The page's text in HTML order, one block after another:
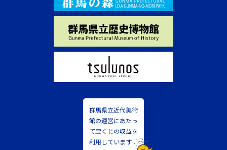
群馬県立近代美術
館の運営にあたっ
て宝くじの収益を
利用しています